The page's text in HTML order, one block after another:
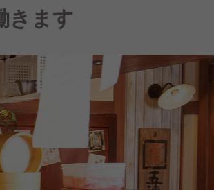
きます